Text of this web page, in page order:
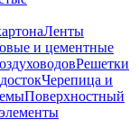
Ленты
и цементные
Решетки
Черепица и
Поверхностный